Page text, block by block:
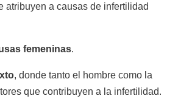
atribuyen a causas de infertilidad
femeninas.
, donde tanto el hombre como la
que contribuyen a la infertilidad.